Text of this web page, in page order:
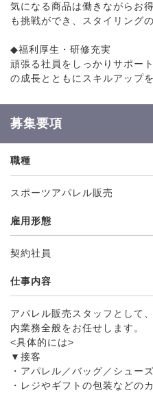
気になる商品は働きながらお
も挑戦ができ、スタイリング
◆福利厚生・研修充実
頑張る社員をしっかりサポー
の成長とともにスキルアップ
募集要項
職種
スポーツアパレル販売
雇用形態
契約社員
仕事内容
アパレル販売スタッフとして
内業務全般をお任せします。
<具体的には>
▼接客
・アパレル／バッグ／シュー
・レジやギフトの包装などの